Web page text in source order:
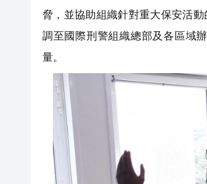
脅，並協助組織針對重大保安活
調至國際刑警組織總部及各區域
量。